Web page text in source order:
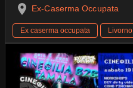
Ex-Caserma Occupata
Ex caserma occupata Livorno